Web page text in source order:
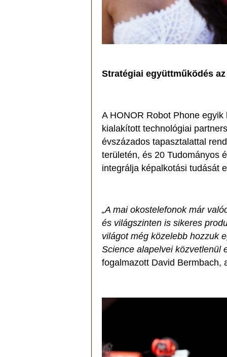
Stratégiai együttműködés az
A HONOR Robot Phone
kialakított technológiai
évszázados tapasztalattal
területén, és 20 Tudományos
integrálja képalkotási tudását
„A mai okostelefonok már
és világszinten is sikeres
világot még közelebb hozzuk
Science alapelvei közvetlenül
fogalmazott David Bermbach,